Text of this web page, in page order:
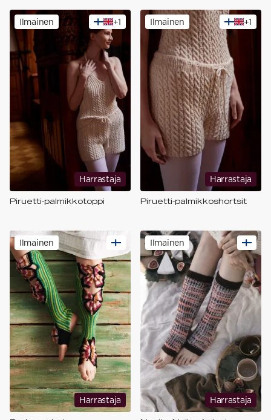
+1
Harrastaja
Ilmainen
Piruetti-palmikkotoppi
+1
Harrastaja
Ilmainen
Piruetti-palmikkoshortsit
Harrastaja
Ilmainen
Harrastaja
Ilmainen